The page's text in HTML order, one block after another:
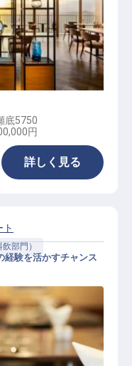
パーバイザー
底5750
円
詳しく見る
部門）
経験を活かすチャンス